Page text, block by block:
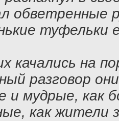
обветренные
туфельки
качались на
разговор
и мудрые, как
как жители